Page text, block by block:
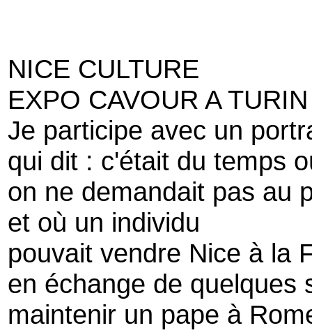
NICE CULTURE
EXPO CAVOUR A TURIN
Je participe avec un
qui dit : c'était du temps
on ne demandait pas au
et où un individu
pouvait vendre Nice à la
en échange de quelques
maintenir un pape à